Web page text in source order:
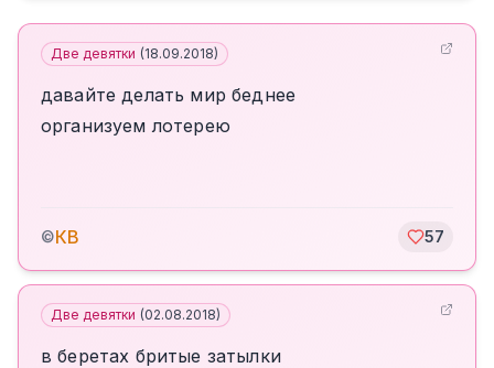
Две девятки (18.09.2018)
давайте делать мир беднее
организуем лотерею
©КВ 57
Две девятки (02.08.2018)
в беретах бритые затылки